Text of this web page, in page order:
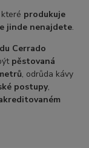
které produkuje
jinde nenajdete.
Cerrado
pěstovaná
, odrůda kávy
postupy,